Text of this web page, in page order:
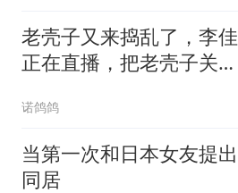
老壳子又来捣乱了，李佳
正在直播，把老壳子关在
诺鸽鸽
当第一次和日本女友提出
同居